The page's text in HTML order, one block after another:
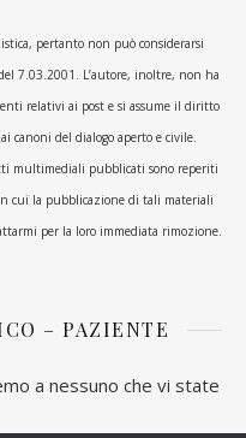
pertanto non può considerarsi
7.03.2001. L’autore, inoltre, non ha
relativi ai post e si assume il diritto
canoni del dialogo aperto e civile.
multimediali pubblicati sono reperiti
cui la pubblicazione di tali materiali
per la loro immediata rimozione.
– PAZIENTE
a nessuno che vi state